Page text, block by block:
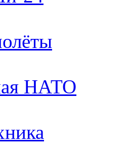
НАТО